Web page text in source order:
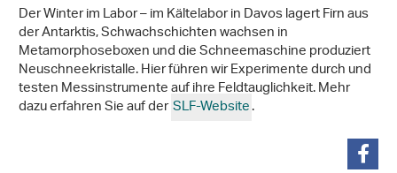
Der Winter im Labor – im Kältelabor in Davos lagert Firn aus
der Antarktis, Schwachschichten wachsen in
Metamorphoseboxen und die Schneemaschine produziert
Neuschneekristalle. Hier führen wir Experimente durch und
testen Messinstrumente auf ihre Feldtauglichkeit. Mehr
dazu erfahren Sie auf derSLF-Website.